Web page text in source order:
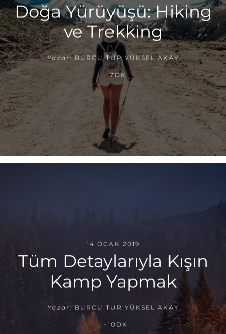
Doğa Yürüyüşü: Hiking
ve Trekking
Yazar: BURCU TUR YÜKSEL AKAY
~7DK
14 OCAK 2019
Tüm Detaylarıyla Kışın
Kamp Yapmak
Yazar: BURCU TUR YÜKSEL AKAY
~10DK